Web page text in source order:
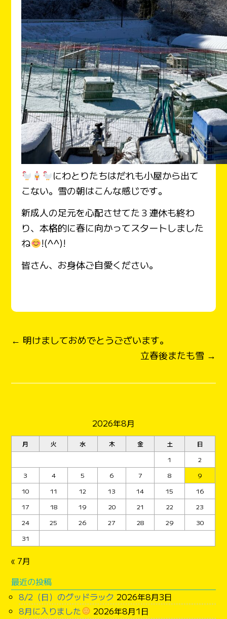
にわとりたちはだれも小屋から出て
こない。雪の朝はこんな感じです。
新成人の足元を心配させてた３連休も終わ
り、本格的に春に向かってスタートしました
ね
!(^^)!
皆さん、お身体ご自愛ください。
← 明けましておめでとうございます。
立春後またも雪 →
2026年8月
月 火 水 木 金 土
日
1
2
3
4 5 6 7 8
9
10
11 12 13 14 15
16
17
18 19 20 21 22
23
24
25 26 27 28 29
30
31
« 7月
最近の投稿
8/2（日）のグッドラック 2026年8月3日
8月に入りました
2026年8月1日